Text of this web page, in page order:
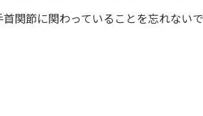
関節に関わっていることを忘れないで